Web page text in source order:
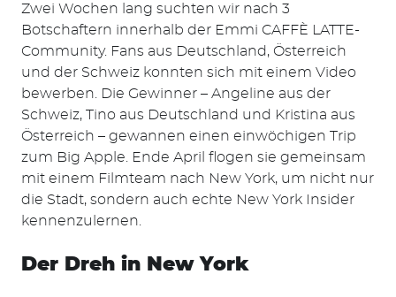
Zwei Wochen lang suchten wir nach 3
Botschaftern innerhalb der Emmi CAFFÈ LATTE-
Community. Fans aus Deutschland, Österreich
und der Schweiz konnten sich mit einem Video
bewerben. Die Gewinner – Angeline aus der
Schweiz, Tino aus Deutschland und Kristina aus
Österreich – gewannen einen einwöchigen Trip
zum Big Apple. Ende April flogen sie gemeinsam
mit einem Filmteam nach New York, um nicht nur
die Stadt, sondern auch echte New York Insider
kennenzulernen.
Der Dreh in New York